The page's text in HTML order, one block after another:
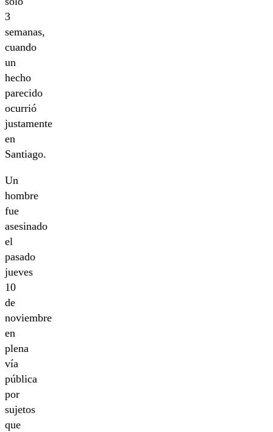
3
semanas,
cuando
un
hecho
parecido
ocurrió
justamente
en
Santiago.
Un
hombre
fue
asesinado
el
pasado
jueves
10
de
noviembre
en
plena
vía
pública
por
sujetos
que